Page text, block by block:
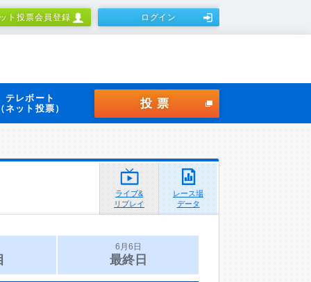
ト投票会員登録 ログイン
テレボート
ネット投票）
投票
ライブ&
リプレイ
レース場
データ
6月6日
最終日